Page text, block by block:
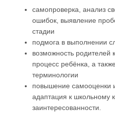
самопроверка, анализ
ошибок, выявление
стадии
подмога в выполнении
возможность родителей
процесс ребёнка, а
терминологии
повышение самооценки
адаптация к школьному
заинтересованности.